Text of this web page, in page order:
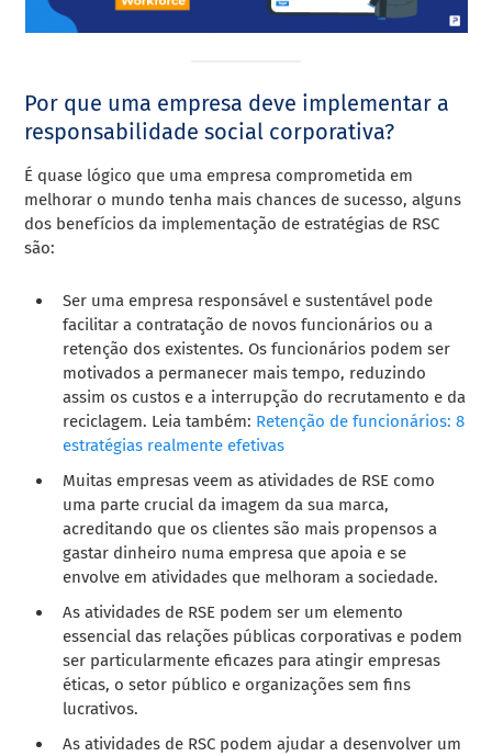
Por que uma empresa deve implementar a
responsabilidade social corporativa?
É quase lógico que uma empresa comprometida em
melhorar o mundo tenha mais chances de sucesso, alguns
dos benefícios da implementação de estratégias de RSC
são:
Ser uma empresa responsável e sustentável pode
facilitar a contratação de novos funcionários ou a
retenção dos existentes. Os funcionários podem ser
motivados a permanecer mais tempo, reduzindo
assim os custos e a interrupção do recrutamento e da
reciclagem. Leia também: Retenção de funcionários: 8
estratégias realmente efetivas
Muitas empresas veem as atividades de RSE como
uma parte crucial da imagem da sua marca,
acreditando que os clientes são mais propensos a
gastar dinheiro numa empresa que apoia e se
envolve em atividades que melhoram a sociedade.
As atividades de RSE podem ser um elemento
essencial das relações públicas corporativas e podem
ser particularmente eficazes para atingir empresas
éticas, o setor público e organizações sem fins
lucrativos.
As atividades de RSC podem ajudar a desenvolver um